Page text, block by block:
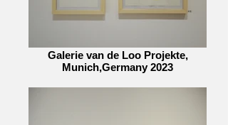
Galerie van de Loo Projekte,
Munich,Germany 2023